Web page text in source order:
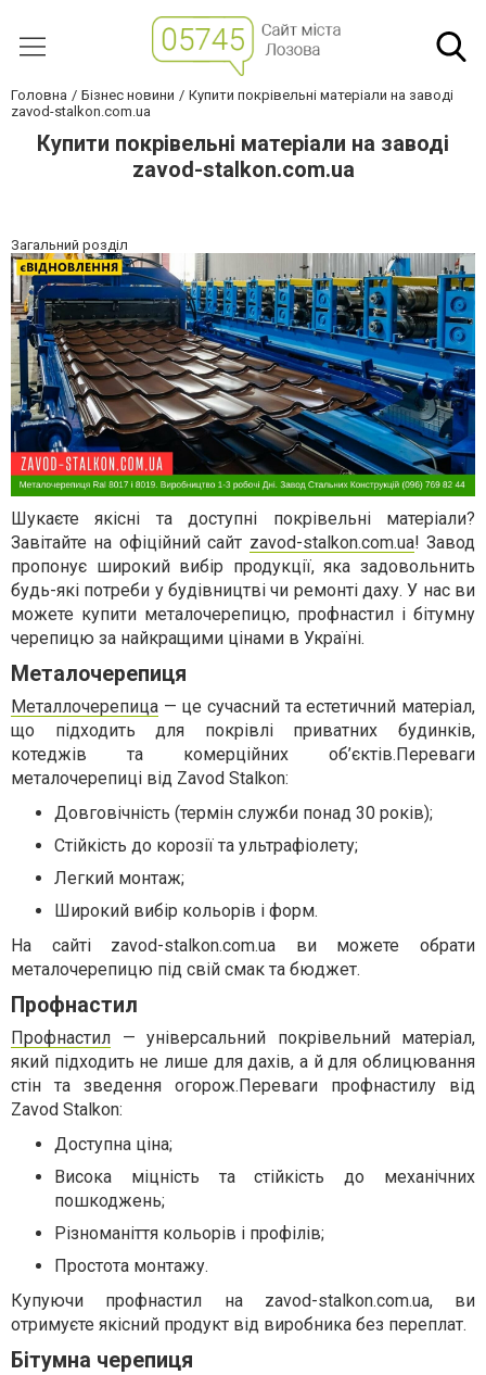
Головна Бізнес новини
Купити покрівельні матеріали на заводі
zavod-stalkon.com.ua
Купити покрівельні матеріали на заводі
zavod-stalkon.com.ua
Загальний розділ
Шукаєте якісні та доступні покрівельні матеріали?
Завітайте на офіційний сайт zavod-stalkon.com.ua! Завод
пропонує широкий вибір продукції, яка задовольнить
будь-які потреби у будівництві чи ремонті даху. У нас ви
можете купити металочерепицю, профнастил і бітумну
черепицю за найкращими цінами в Україні.
Металочерепиця
Металлочерепица — це сучасний та естетичний матеріал,
що підходить для покрівлі приватних будинків,
котеджів та комерційних об’єктів.Переваги
металочерепиці від Zavod Stalkon:
Довговічність (термін служби понад 30 років);
Стійкість до корозії та ультрафіолету;
Легкий монтаж;
Широкий вибір кольорів і форм.
На сайті zavod-stalkon.com.ua ви можете обрати
металочерепицю під свій смак та бюджет.
Профнастил
Профнастил — універсальний покрівельний матеріал,
який підходить не лише для дахів, а й для облицювання
стін та зведення огорож.Переваги профнастилу від
Zavod Stalkon:
Доступна ціна;
Висока міцність та стійкість до механічних
пошкоджень;
Різноманіття кольорів і профілів;
Простота монтажу.
Купуючи профнастил на zavod-stalkon.com.ua, ви
отримуєте якісний продукт від виробника без переплат.
Бітумна черепиця